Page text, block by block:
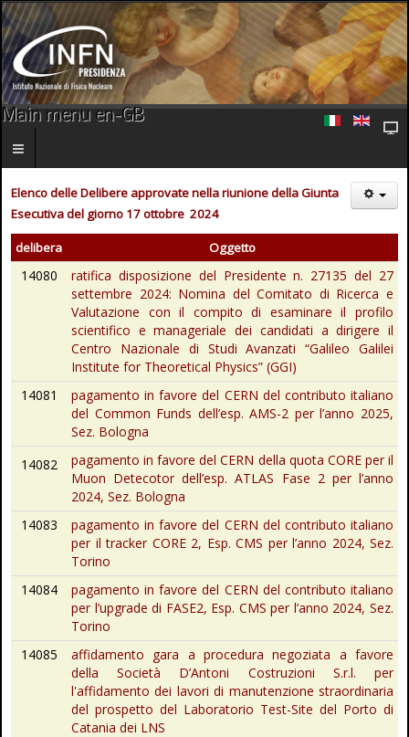
Main menu en-GB
Elenco delle Delibere approvate nella riunione della Giunta
Esecutiva del giorno 17 ottobre 2024
delibera Oggetto
14080
ratifica disposizione del Presidente n. 27135 del 27
settembre 2024: Nomina del Comitato di Ricerca e
Valutazione con il compito di esaminare il profilo
scientifico e manageriale dei candidati a dirigere il
Centro Nazionale di Studi Avanzati “Galileo Galilei
Institute for Theoretical Physics” (GGI)
14081
pagamento in favore del CERN del contributo italiano
del Common Funds dell’esp. AMS-2 per l’anno 2025,
Sez. Bologna
14082
pagamento in favore del CERN della quota CORE per il
Muon Detecotor dell’esp. ATLAS Fase 2 per l’anno
2024, Sez. Bologna
14083
pagamento in favore del CERN del contributo italiano
per il tracker CORE 2, Esp. CMS per l’anno 2024, Sez.
Torino
14084
pagamento in favore del CERN del contributo italiano
per l’upgrade di FASE2, Esp. CMS per l’anno 2024, Sez.
Torino
14085
affidamento gara a procedura negoziata a favore
della Società D’Antoni Costruzioni S.r.l. per
l'affidamento dei lavori di manutenzione straordinaria
del prospetto del Laboratorio Test-Site del Porto di
Catania dei LNS